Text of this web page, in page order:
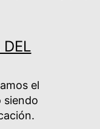
el
siendo